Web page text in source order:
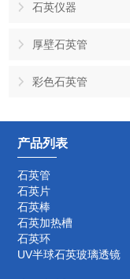
石英仪器
厚壁石英管
彩色石英管
产品列表
石英管
石英片
石英棒
石英加热槽
石英环
UV半球石英玻璃透镜